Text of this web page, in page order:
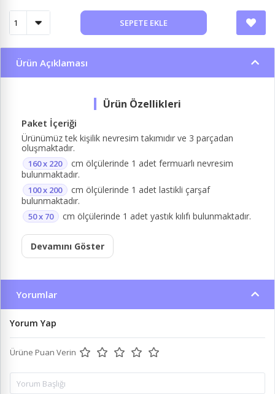
SEPETE EKLE
Ürün Açıklaması
Paket İçeriği
Ürünümüz tek kişilik nevresim takımıdır ve 3 parçadan
oluşmaktadır.
160 x 220
cm ölçülerinde 1 adet fermuarlı nevresim
bulunmaktadır.
100 x 200
cm ölçülerinde 1 adet lastikli çarşaf
bulunmaktadır.
50 x 70 cm ölçülerinde 1 adet yastık kılıfı bulunmaktadır.
Devamını Göster
Yorumlar
Yorum Yap
Ürüne Puan Verin